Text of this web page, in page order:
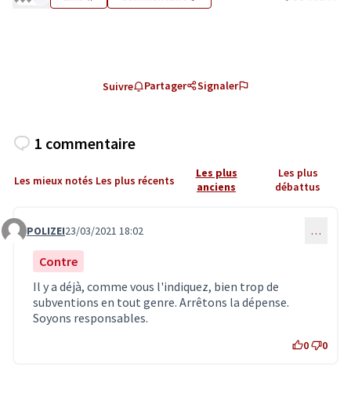
Suivre Partager Signaler
1 commentaire
Les mieux notés Les plus récents
Les plus
anciens
Les plus
débattus
Commentaire 3026
POLIZEI23/03/2021 18:02 …
Contre
Il y a déjà, comme vous l'indiquez, bien trop de
subventions en tout genre. Arrêtons la dépense.
Soyons responsables.
0 0